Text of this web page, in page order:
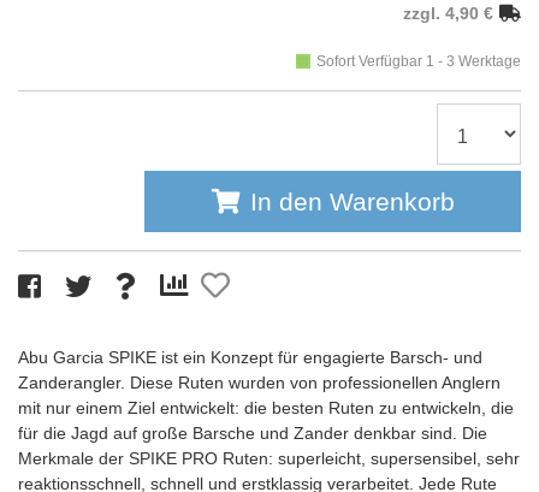
zzgl. 4,90 €
Sofort Verfügbar 1 - 3 Werktage
In den Warenkorb
Abu Garcia SPIKE ist ein Konzept für engagierte Barsch- und
Zanderangler. Diese Ruten wurden von professionellen Anglern
mit nur einem Ziel entwickelt: die besten Ruten zu entwickeln, die
für die Jagd auf große Barsche und Zander denkbar sind. Die
Merkmale der SPIKE PRO Ruten: superleicht, supersensibel, sehr
reaktionsschnell, schnell und erstklassig verarbeitet. Jede Rute